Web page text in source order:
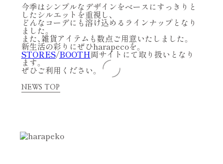
今季はシンプルなデザインをベースにすっきりと
したシルエットを重視し、
どんなコーデにも溶け込めるラインナップとなり
ました。
また、雑貨アイテムも数点ご用意いたしました。
新生活の彩りにぜひharapecoを。
STORES/BOOTH両サイトにて取り扱いとなり
ます。
ぜひご利用ください。
NEWS TOP